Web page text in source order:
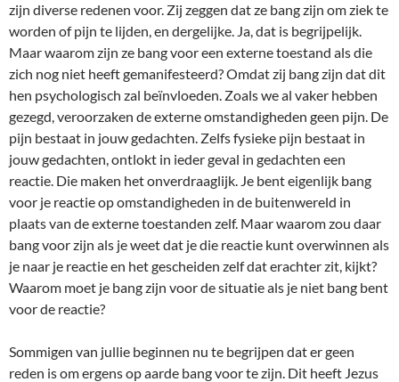
zijn diverse redenen voor. Zij zeggen dat ze bang zijn om ziek te
worden of pijn te lijden, en dergelijke. Ja, dat is begrijpelijk.
Maar waarom zijn ze bang voor een externe toestand als die
zich nog niet heeft gemanifesteerd? Omdat zij bang zijn dat dit
hen psychologisch zal beïnvloeden. Zoals we al vaker hebben
gezegd, veroorzaken de externe omstandigheden geen pijn. De
pijn bestaat in jouw gedachten. Zelfs fysieke pijn bestaat in
jouw gedachten, ontlokt in ieder geval in gedachten een
reactie. Die maken het onverdraaglijk. Je bent eigenlijk bang
voor je reactie op omstandigheden in de buitenwereld in
plaats van de externe toestanden zelf. Maar waarom zou daar
bang voor zijn als je weet dat je die reactie kunt overwinnen als
je naar je reactie en het gescheiden zelf dat erachter zit, kijkt?
Waarom moet je bang zijn voor de situatie als je niet bang bent
voor de reactie?
Sommigen van jullie beginnen nu te begrijpen dat er geen
reden is om ergens op aarde bang voor te zijn. Dit heeft Jezus